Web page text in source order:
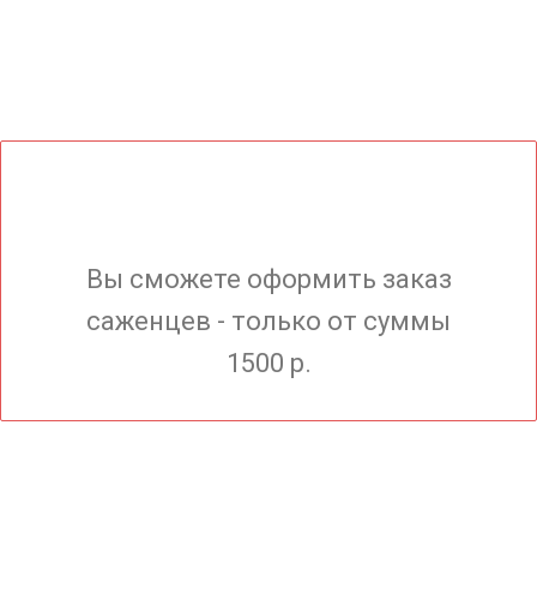
Вы сможете оформить заказ
саженцев - только от суммы
1500 р.